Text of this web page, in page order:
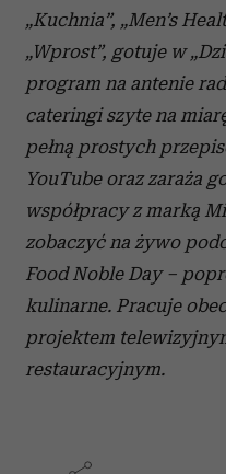
„Kuchnia”, „Men’s
„Wprost”, gotuje w
program na antenie
cateringi szyte na
pełną prostych
YouTube oraz zaraża
współpracy z marką
zobaczyć na żywo
Food Noble Day –
kulinarne. Pracuje
projektem
restauracyjnym.